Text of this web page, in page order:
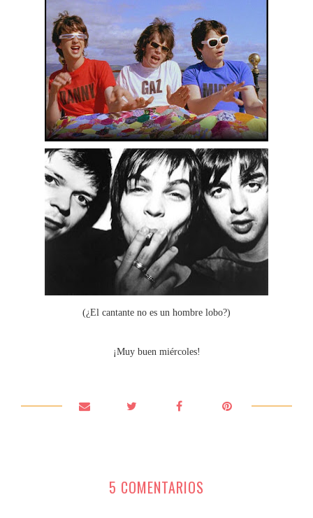
(¿El cantante no es un hombre lobo?)
¡Muy buen miércoles!
5 COMENTARIOS